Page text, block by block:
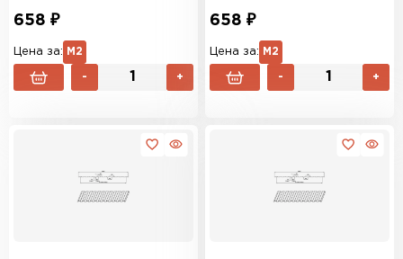
658 ₽
Цена за: М2
- +
658 ₽
Цена за: М2
- +